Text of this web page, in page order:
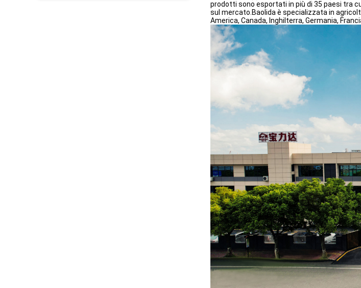
prodotti sono esportati in più di 35 paesi tra
sul mercato.Baolida è specializzata in
America, Canada, Inghilterra, Germania,